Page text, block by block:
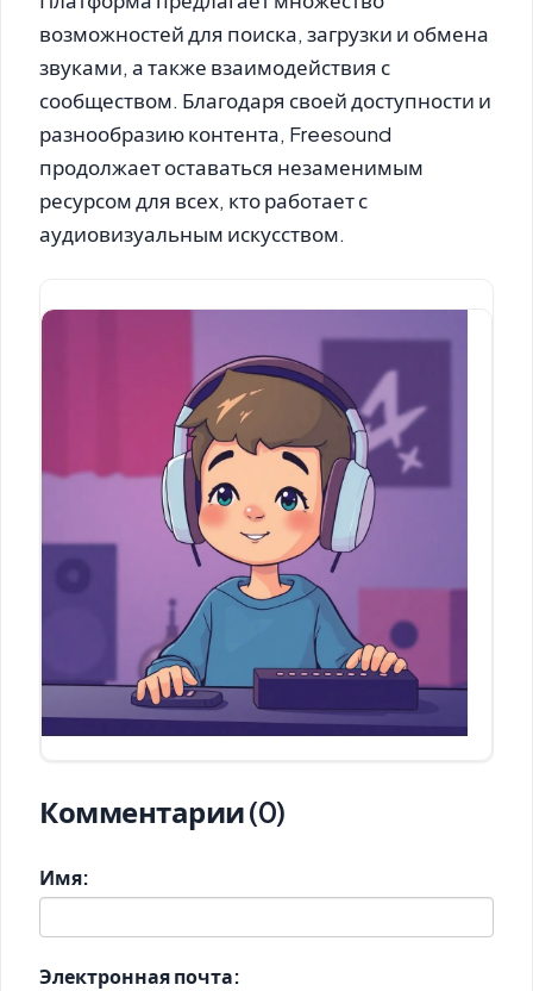
возможностей для поиска, загрузки и обмена
звуками, а также взаимодействия с
сообществом. Благодаря своей доступности и
разнообразию контента, Freesound
продолжает оставаться незаменимым
ресурсом для всех, кто работает с
аудиовизуальным искусством.
Комментарии (0)
Имя:
Электронная почта: